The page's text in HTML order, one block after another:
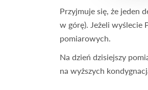
Przyjmuje się, że jeden
w górę). Jeżeli wyślecie
pomiarowych.
Na dzień dzisiejszy
na wyższych